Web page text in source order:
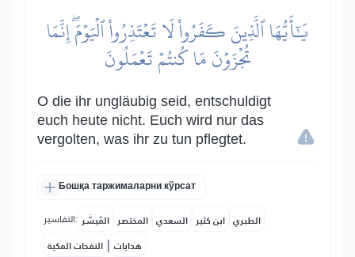
يَٰٓأَيُّهَا ٱلَّذِينَ كَفَرُواْ لَا تَعۡتَذِرُواْ ٱلۡيَوۡمَۖ إِنَّمَا
تُجۡزَوۡنَ مَا كُنتُمۡ تَعۡمَلُونَ
O die ihr ungläubig seid, entschuldigt
euch heute nicht. Euch wird nur das
vergolten, was ihr zu tun pflegtet.
Бошқа таржималарни кўрсат
التفاسير: المُيسَّر المختصر السعدي ابن كثير الطبري
النفحات المكية | هدايات